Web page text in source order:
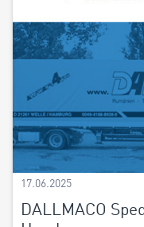
17.06.2025
DALLMACO